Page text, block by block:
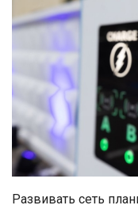
Развивать сеть